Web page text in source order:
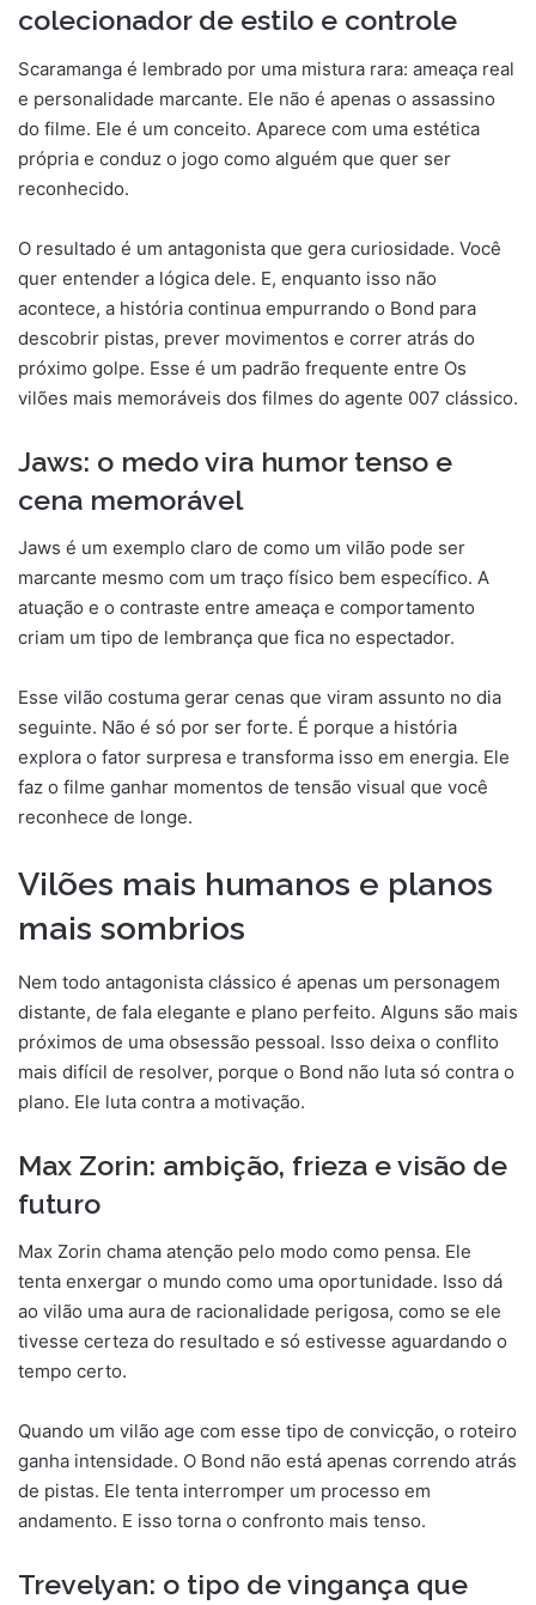
colecionador de estilo e controle
Scaramanga é lembrado por uma mistura rara: ameaça real
e personalidade marcante. Ele não é apenas o assassino
do filme. Ele é um conceito. Aparece com uma estética
própria e conduz o jogo como alguém que quer ser
reconhecido.
O resultado é um antagonista que gera curiosidade. Você
quer entender a lógica dele. E, enquanto isso não
acontece, a história continua empurrando o Bond para
descobrir pistas, prever movimentos e correr atrás do
próximo golpe. Esse é um padrão frequente entre Os
vilões mais memoráveis dos filmes do agente 007 clássico.
Jaws: o medo vira humor tenso e
cena memorável
Jaws é um exemplo claro de como um vilão pode ser
marcante mesmo com um traço físico bem específico. A
atuação e o contraste entre ameaça e comportamento
criam um tipo de lembrança que fica no espectador.
Esse vilão costuma gerar cenas que viram assunto no dia
seguinte. Não é só por ser forte. É porque a história
explora o fator surpresa e transforma isso em energia. Ele
faz o filme ganhar momentos de tensão visual que você
reconhece de longe.
Vilões mais humanos e planos
mais sombrios
Nem todo antagonista clássico é apenas um personagem
distante, de fala elegante e plano perfeito. Alguns são mais
próximos de uma obsessão pessoal. Isso deixa o conflito
mais difícil de resolver, porque o Bond não luta só contra o
plano. Ele luta contra a motivação.
Max Zorin: ambição, frieza e visão de
futuro
Max Zorin chama atenção pelo modo como pensa. Ele
tenta enxergar o mundo como uma oportunidade. Isso dá
ao vilão uma aura de racionalidade perigosa, como se ele
tivesse certeza do resultado e só estivesse aguardando o
tempo certo.
Quando um vilão age com esse tipo de convicção, o roteiro
ganha intensidade. O Bond não está apenas correndo atrás
de pistas. Ele tenta interromper um processo em
andamento. E isso torna o confronto mais tenso.
Trevelyan: o tipo de vingança que